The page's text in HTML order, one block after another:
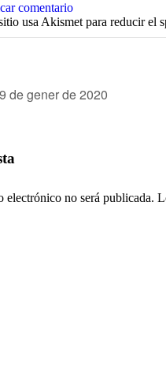
comentario
usa Akismet para reducir el
de gener de 2020
electrónico no será publicada.